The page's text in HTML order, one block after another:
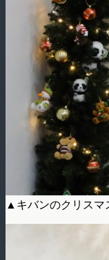
▲キバンのクリスマ